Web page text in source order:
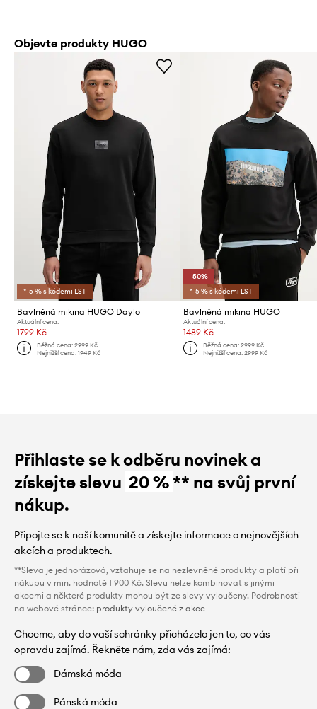
Objevte produkty HUGO
*-5 % s kódem: LST
Bavlněná mikina HUGO Daylo
Aktuální cena:
1799 Kč
Běžná cena:2999 Kč
Nejnižší cena:1949 Kč
-50%
*-5 % s kódem: LST
Bavlněná mikina HUGO
Aktuální cena:
1489 Kč
Běžná cena: 2999 Kč
Nejnižší cena: 2999 Kč
Přihlaste se k odběru novinek a
získejte slevu 20 %** na svůj první
nákup.
Připojte se k naší komunitě a získejte informace o nejnovějších
akcích a produktech.
**Sleva je jednorázová, vztahuje se na nezlevněné produkty a platí při
nákupu v min. hodnotě 1 900 Kč. Slevu nelze kombinovat s jinými
akcemi a některé produkty mohou být ze slevy vyloučeny. Podrobnosti
na webové stránce: produkty vyloučené z akce
Chceme, aby do vaší schránky přicházelo jen to, co vás
opravdu zajímá. Řekněte nám, zda vás zajímá:
Dámská móda
Pánská móda